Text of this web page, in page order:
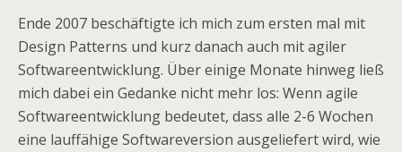
Ende 2007 beschäftigte ich mich zum ersten mal mit
Design Patterns und kurz danach auch mit agiler
Softwareentwicklung. Über einige Monate hinweg ließ
mich dabei ein Gedanke nicht mehr los: Wenn agile
Softwareentwicklung bedeutet, dass alle 2-6 Wochen
eine lauffähige Softwareversion ausgeliefert wird, wie